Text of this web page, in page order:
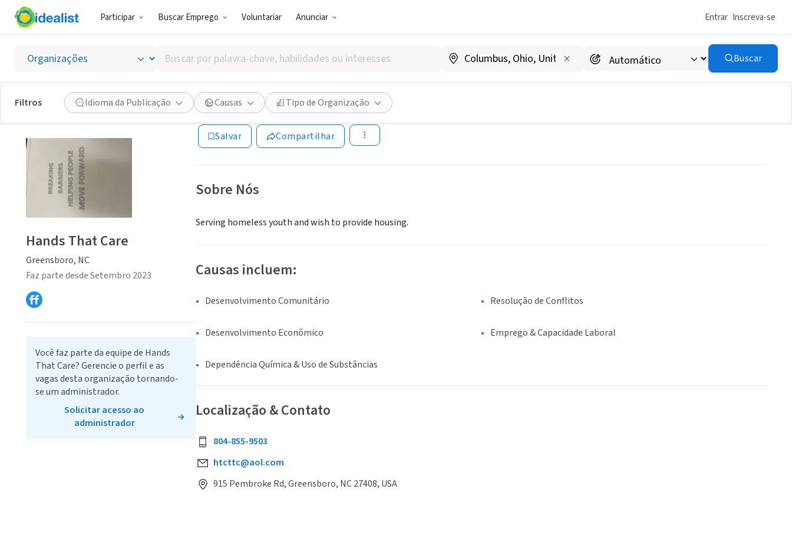
Participar Buscar Emprego Voluntariar Anunciar Entrar Inscreva-se
Buscar
por
palavra-
chave,
habilidades
ou
interesses
Buscar
Filtros Idioma da Publicação Causas Tipo de Organização
Hands That Care
Greensboro, NC Ennisvillage.org
Salvar Compartilhar
Sobre Nós
Serving homeless youth and wish to provide housing.
Causas incluem:
Desenvolvimento Comunitário Resolução de Conflitos
Desenvolvimento Econômico Emprego & Capacidade Laboral
Dependência Química & Uso de Substâncias
Localização & Contato
804-855-9503
htcttc@aol.com
915 Pembroke Rd, Greensboro, NC 27408, USA
Hands That Care
Greensboro, NC
Faz parte desde Setembro 2023
Você faz parte da equipe de Hands
That Care? Gerencie o perfil e as
vagas desta organização tornando-
se um administrador.
Solicitar acesso ao
administrador